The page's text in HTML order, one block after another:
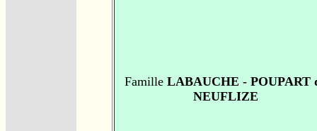
Famille LABAUCHE - POUPART
NEUFLIZE